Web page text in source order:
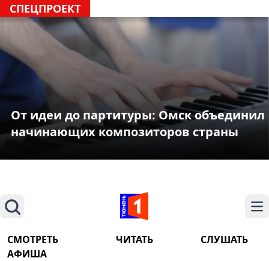
СПЕЦПРОЕКТ
От идеи до партитуры: Омск объединил
начинающих композиторов страны
Поиск
СМОТРЕТЬ ЧИТАТЬ
СЛУШАТЬ
АФИША